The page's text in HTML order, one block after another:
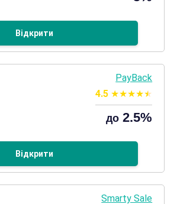
Відкрити
PayBack
4.5
до 2.5%
Відкрити
Smarty Sale